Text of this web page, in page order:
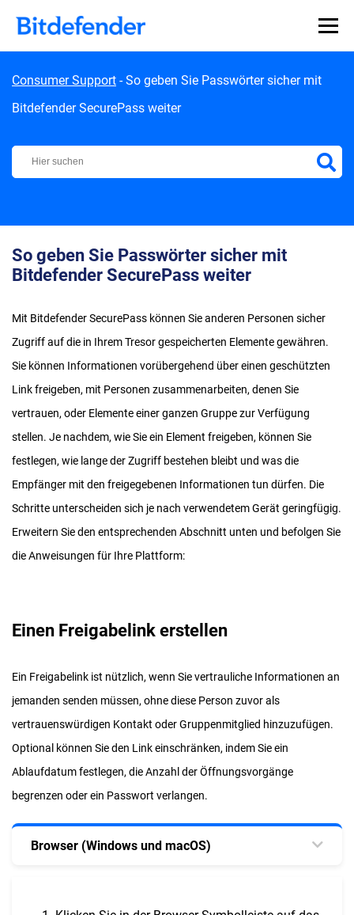
Consumer Support -So geben Sie Passwörter sicher mit
Bitdefender SecurePass weiter
Bitdefender Support Center
So geben Sie Passwörter sicher mit
Bitdefender SecurePass weiter
Mit Bitdefender SecurePass können Sie anderen Personen sicher
Zugriff auf die in Ihrem Tresor gespeicherten Elemente gewähren.
Sie können Informationen vorübergehend über einen geschützten
Link freigeben, mit Personen zusammenarbeiten, denen Sie
vertrauen, oder Elemente einer ganzen Gruppe zur Verfügung
stellen. Je nachdem, wie Sie ein Element freigeben, können Sie
festlegen, wie lange der Zugriff bestehen bleibt und was die
Empfänger mit den freigegebenen Informationen tun dürfen. Die
Schritte unterscheiden sich je nach verwendetem Gerät geringfügig.
Erweitern Sie den entsprechenden Abschnitt unten und befolgen Sie
die Anweisungen für Ihre Plattform:
Einen Freigabelink erstellen
Ein Freigabelink ist nützlich, wenn Sie vertrauliche Informationen an
jemanden senden müssen, ohne diese Person zuvor als
vertrauenswürdigen Kontakt oder Gruppenmitglied hinzuzufügen.
Optional können Sie den Link einschränken, indem Sie ein
Ablaufdatum festlegen, die Anzahl der Öffnungsvorgänge
begrenzen oder ein Passwort verlangen.
Browser (Windows und macOS)